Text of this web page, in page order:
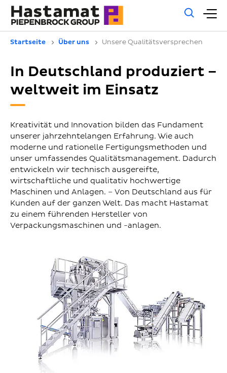
Startseite Über uns Unsere Qualitätsversprechen
In Deutschland produziert –
weltweit im Einsatz
Kreativität und Innovation bilden das Fundament
unserer jahrzehntelangen Erfahrung. Wie auch
moderne und rationelle Fertigungsmethoden und
unser umfassendes Qualitätsmanagement. Dadurch
entwickeln wir technisch ausgereifte,
wirtschaftliche und qualitativ hochwertige
Maschinen und Anlagen. – Von Deutschland aus für
Kunden auf der ganzen Welt. Das macht Hastamat
zu einem führenden Hersteller von
Verpackungsmaschinen und -anlagen.